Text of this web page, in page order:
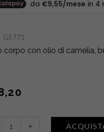
GS771
corpo con olio di camelia,
+